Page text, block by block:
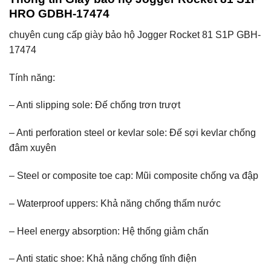
HRO GDBH-17474
chuyên cung cấp giày bảo hộ Jogger Rocket 81 S1P GBH-
17474
Tính năng:
– Anti slipping sole: Đế chống trơn trượt
– Anti perforation steel or kevlar sole: Đế sợi kevlar chống
đâm xuyên
– Steel or composite toe cap: Mũi composite chống va đập
– Waterproof uppers: Khả năng chống thấm nước
– Heel energy absorption: Hệ thống giảm chấn
– Anti static shoe: Khả năng chống tĩnh điện